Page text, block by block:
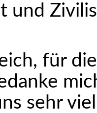
und
für
sehr